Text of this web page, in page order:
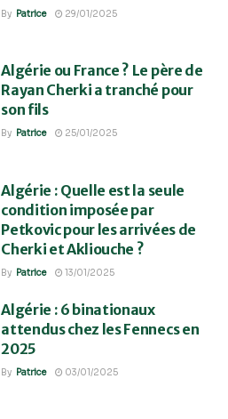
By Patrice 29/01/2025
Algérie ou France ? Le père de
Rayan Cherki a tranché pour
son fils
By Patrice 25/01/2025
Algérie : Quelle est la seule
condition imposée par
Petkovic pour les arrivées de
Cherki et Akliouche ?
By Patrice 13/01/2025
Algérie : 6 binationaux
attendus chez les Fennecs en
2025
By Patrice 03/01/2025